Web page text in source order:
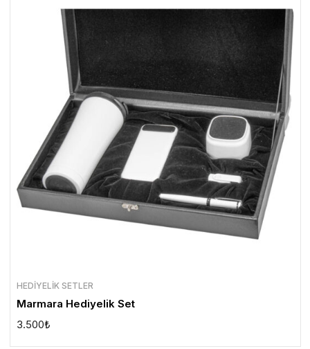
HEDIYELIK SETLER
Marmara Hediyelik Set
3.500₺